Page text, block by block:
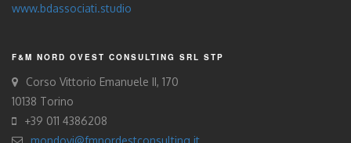
www.bdassociati.studio
F&M NORD OVEST CONSULTING SRL STP
Corso Vittorio Emanuele II, 170
10138 Torino
+39 011 4386208
mondovi@fmnordestconsulting.it